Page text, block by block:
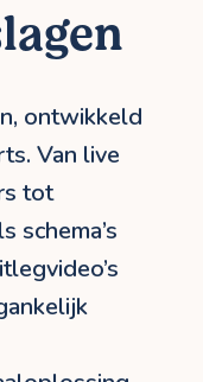
ontwikkeld
Van live
tot
schema’s